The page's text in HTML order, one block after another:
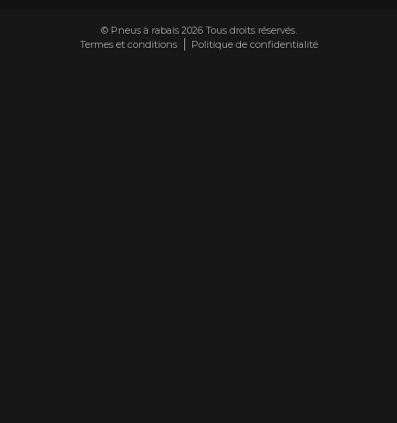
© Pneus à rabais 2026 Tous droits réservés.
Termes et conditions
Politique de confidentialité